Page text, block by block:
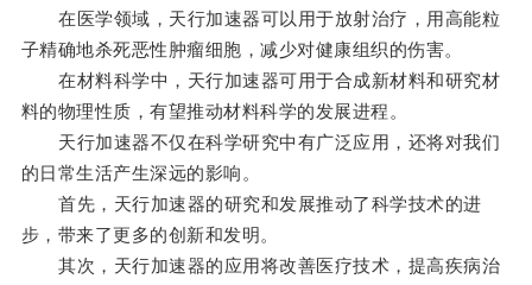
在医学领域，天行加速器可以用于放射治疗，用高能粒
子精确地杀死恶性肿瘤细胞，减少对健康组织的伤害。
在材料科学中，天行加速器可用于合成新材料和研究材
料的物理性质，有望推动材料科学的发展进程。
天行加速器不仅在科学研究中有广泛应用，还将对我们
的日常生活产生深远的影响。
首先，天行加速器的研究和发展推动了科学技术的进
步，带来了更多的创新和发明。
其次，天行加速器的应用将改善医疗技术，提高疾病治